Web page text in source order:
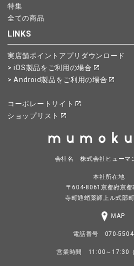
特集
全ての商品
LINKS
実店舗ポイントアプリダウンロード
> iOS製品をご利用の場合
> Android製品をご利用の場合
コーポレートサイト
ショップリスト
会社名 株式会社ヒューマ
本社所在地
〒604-8061京都府京都
寺町通蛸薬師上ル式部
MAP
電話番号 070-
営業時間 11:00～17:30（